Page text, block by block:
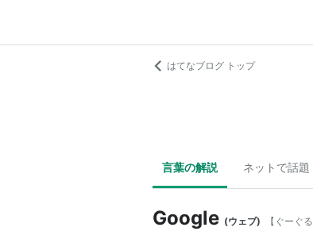
はてなブログ トップ
言葉の解説 ネットで話題
Google (ウェブ) 【 ぐーぐる